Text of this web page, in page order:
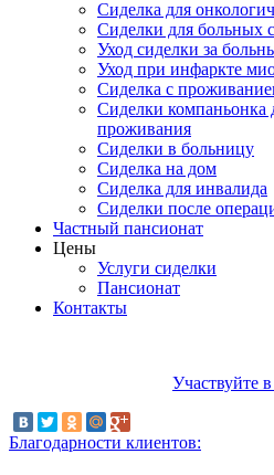
Сиделка для
Сиделки для больных
Уход сиделки за
Уход при инфаркте
Сиделка с
Сиделки
проживания
Сиделки в больницу
Сиделка на дом
Сиделка для инвалида
Сиделки после
Частный пансионат
Цены
Услуги сиделки
Пансионат
Контакты
Участвуйте
Благодарности клиентов: